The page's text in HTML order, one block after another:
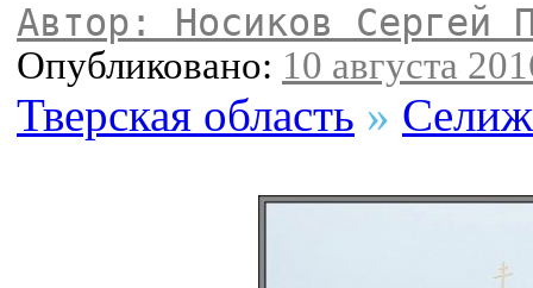
Автор: Носиков Сергей
Опубликовано: 10 августа
Тверская область »